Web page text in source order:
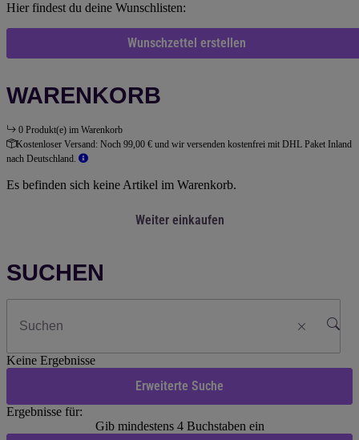
Hier findest du deine Wunschlisten:
Wunschzettel erstellen
WARENKORB
0 Produkt(e) im Warenkorb
Kostenloser Versand: Noch 99,00 € und wir versenden kostenfrei mit DHL Paket Inland
nach Deutschland.
Es befinden sich keine Artikel im Warenkorb.
Weiter einkaufen
SUCHEN
Keine Ergebnisse
Erweiterte Suche
Ergebnisse für:
Gib mindestens 4 Buchstaben ein